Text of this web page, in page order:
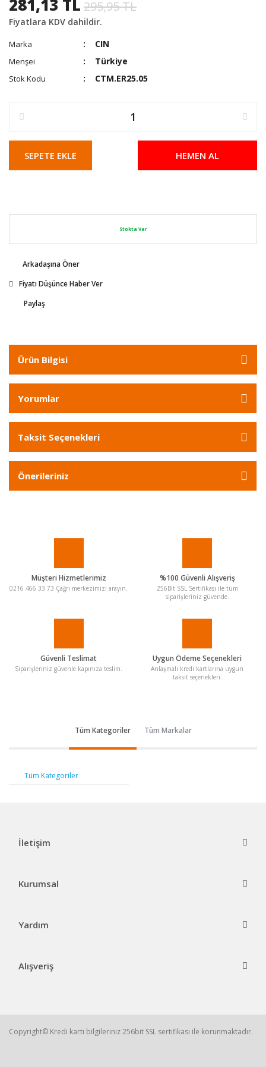
281,13 TL 295,95 TL
Fiyatlara KDV dahildir.
Marka CIN
Menşei Türkiye
Stok Kodu CTM.ER25.05
SEPETE EKLE HEMEN AL
Stokta Var
Arkadaşına Öner
Fiyatı Düşünce Haber Ver
Paylaş
Ürün Bilgisi
Yorumlar
Taksit Seçenekleri
Önerileriniz
Müşteri Hizmetlerimiz
0216 466 33 73 Çağrı merkezimizi arayın.
%100 Güvenli Alışveriş
256Bit SSL Sertifikası ile tüm
siparişleriniz güvende.
Güvenli Teslimat
Siparişleriniz güvenle kapınıza teslim.
Uygun Ödeme Seçenekleri
Anlaşmalı kredi kartlarına uygun
taksit seçenekleri.
Tüm Kategoriler Tüm Markalar
Tüm Kategoriler
İletişim
Kurumsal
Yardım
Alışveriş
Copyright© Kredi kartı bilgileriniz 256bit SSL sertifikası ile korunmaktadır.